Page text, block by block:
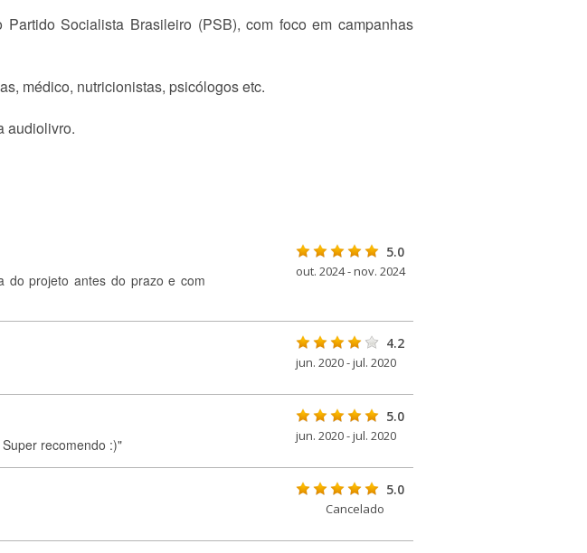
Socialista Brasileiro (PSB), com foco em campanhas
médico, nutricionistas, psicólogos etc.
audiolivro.
do projeto antes do prazo e com
5.0
out. 2024 - nov. 2024
4.2
jun. 2020 - jul. 2020
recomendo :)"
5.0
jun. 2020 - jul. 2020
5.0
Cancelado